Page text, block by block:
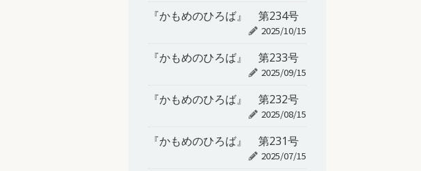
『かもめのひろば』 第234号
2025/10/15
『かもめのひろば』 第233号
2025/09/15
『かもめのひろば』 第232号
2025/08/15
『かもめのひろば』 第231号
2025/07/15